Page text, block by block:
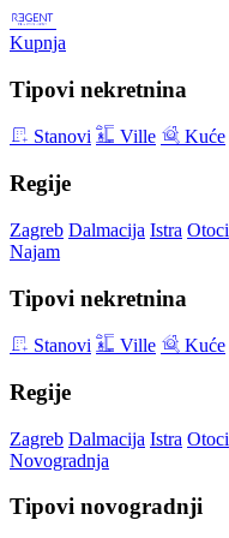
Kupnja
Tipovi nekretnina
Stanovi Ville Kuće
Regije
Zagreb Dalmacija Istra Otoci
Najam
Tipovi nekretnina
Stanovi Ville Kuće
Regije
Zagreb Dalmacija Istra Otoci
Novogradnja
Tipovi novogradnji